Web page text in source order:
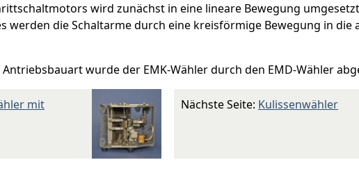
wird zunächst in eine lineare Bewegung
werden die Schaltarme durch eine kreisförmige Bewegung in die
wurde der EMK-Wähler durch den EMD-Wähler
mit
Nächste Seite: Kulissenwähler